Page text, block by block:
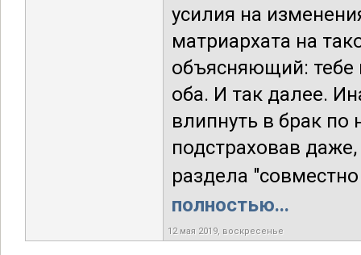
усилия на
матриархата на
объясняющий: тебе
оба. И так далее.
влипнуть в брак по
подстраховав
раздела
полностью...
12 мая 2019, воскресенье